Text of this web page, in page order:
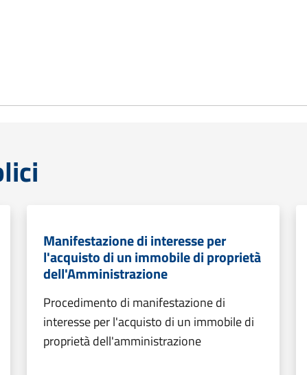
Manifestazione di interesse per
l'acquisto di un immobile di proprietà
dell'Amministrazione
Procedimento di manifestazione di
interesse per l'acquisto di un immobile di
proprietà dell'amministrazione